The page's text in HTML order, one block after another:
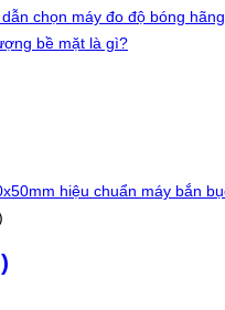
chọn máy đo độ bóng
bề mặt là gì?
hiệu chuẩn máy bắn